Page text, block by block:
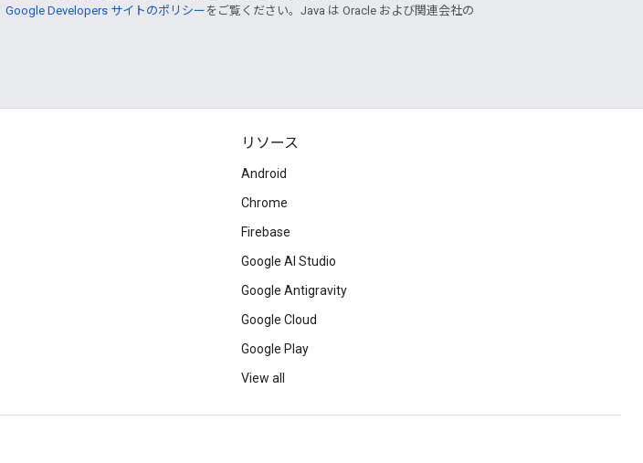
Google Developers サイトのポリシー をご覧ください。Java は Oracle および関連会社の
リソース
Android
Chrome
Firebase
Google AI Studio
Google Antigravity
Google Cloud
Google Play
View all